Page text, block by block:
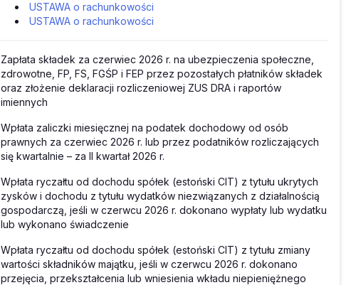
USTAWA o rachunkowości
USTAWA o rachunkowości
Zapłata składek za czerwiec 2026 r. na ubezpieczenia społeczne,
zdrowotne, FP, FS, FGŚP i FEP przez pozostałych płatników składek
oraz złożenie deklaracji rozliczeniowej ZUS DRA i raportów
imiennych
Wpłata zaliczki miesięcznej na podatek dochodowy od osób
prawnych za czerwiec 2026 r. lub przez podatników rozliczających
się kwartalnie – za II kwartał 2026 r.
Wpłata ryczałtu od dochodu spółek (estoński CIT) z tytułu ukrytych
zysków i dochodu z tytułu wydatków niezwiązanych z działalnością
gospodarczą, jeśli w czerwcu 2026 r. dokonano wypłaty lub wydatku
lub wykonano świadczenie
Wpłata ryczałtu od dochodu spółek (estoński CIT) z tytułu zmiany
wartości składników majątku, jeśli w czerwcu 2026 r. dokonano
przejęcia, przekształcenia lub wniesienia wkładu niepieniężnego